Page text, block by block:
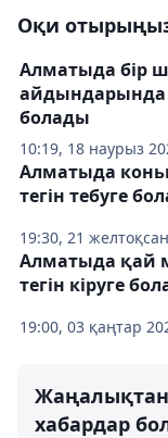
Оқи
10:19, 18 наурыз
Алматыда бір
айдындарында
болады
19:30, 21
Алматыда
тегін тебуге
19:00, 03 қаңтар
Алматыда қай
тегін кіруге
хабардар